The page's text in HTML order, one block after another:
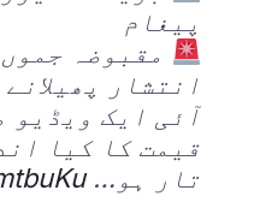
پیغام
مقبوضہ
انتشار
آئی ایک ویڈیو
قیمت کا کیا
تار ہو…